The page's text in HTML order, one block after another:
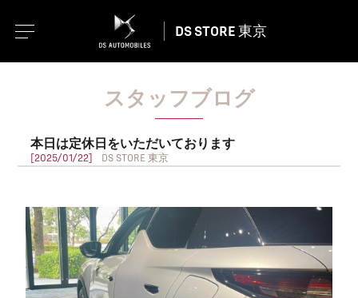
DS STORE 東京
スタッフブログ
本日は定休日をいただいております
[2025/01/22] DS STORE 東京